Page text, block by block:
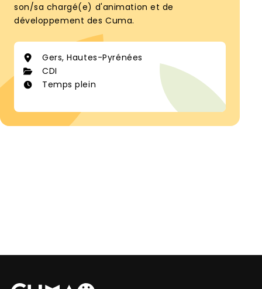
son/sa chargé(e) d'animation et de
développement des Cuma.
Gers, Hautes-Pyrénées
CDI
Temps plein